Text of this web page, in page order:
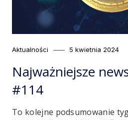
Category
Aktualności
Posted
5 kwietnia 2024
Najważniejsze
#114
To kolejne podsumowanie